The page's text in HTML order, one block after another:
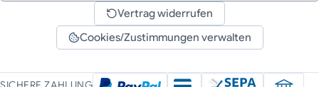
Vertrag widerrufen
Cookies/Zustimmungen verwalten